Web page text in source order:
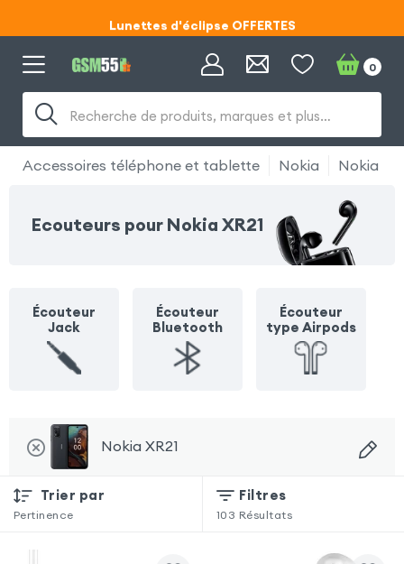
Lunettes d'éclipse OFFERTES
Code ECLIPSE55
Code ECLIPSE55
Recherche de produits, marques et plus…
0
Accessoires téléphone et tablette Nokia Nokia
Ecouteurs pour Nokia XR21
Écouteur
Jack
Écouteur
Bluetooth
Écouteur
type Airpods
Nokia XR21
Trier par
Pertinence
Filtres
103 Résultats